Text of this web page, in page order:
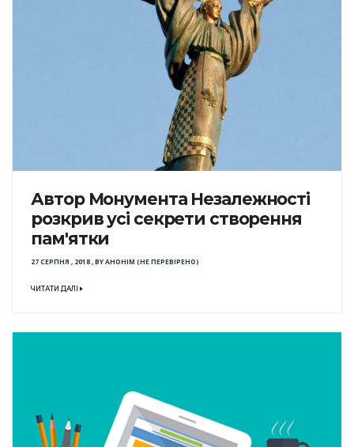
Автор Монумента Незалежності
розкрив усі секрети створення
пам'ятки
27 СЕРПНЯ , 2018,BYАНОНІМ (НЕ ПЕРЕВІРЕНО)
ЧИТАТИ ДАЛІ